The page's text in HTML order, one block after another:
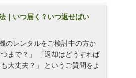
｜いつ届く？いつ返せばい
のレンタルをご検討中の方か
まで？」 「返却はどうすれば
大丈夫？」 というご質問をよ